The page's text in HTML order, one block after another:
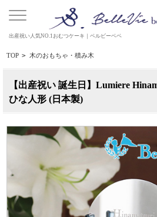
出産祝い人気NO.1おむつケーキ｜ベルビーベベ
TOP > 木のおもちゃ・積み木
【出産祝い 誕生日】Lumiere
ひな人形 (日本製)